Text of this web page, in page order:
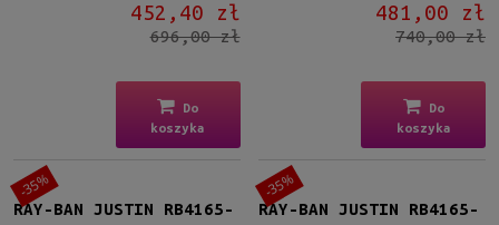
Nowość
nie(25)
452,40 zł
696,00 zł
Do
koszyka
481,00 zł
740,00 zł
Do
koszyka
RAY-BAN JUSTIN RB4165-
-35%
RAY-BAN JUSTIN RB4165-
-35%